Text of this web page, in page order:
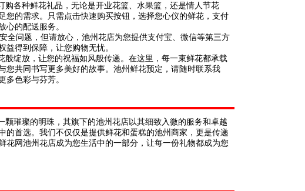
各种鲜花礼品，无论是开业花篮、水果篮，还是情人节花
您的需求。只需点击快速购买按钮，选择您心仪的鲜花，支付
心的配送服务。
全问题，但请放心，池州花店为您提供支付宝、微信等第三方
益得到保障，让您购物无忧。
绽放，让您的祝福如风般传递。在这里，每一束鲜花都承载
您共同书写更多美好的故事。池州鲜花预定，请随时联系我
多色彩与芬芳。
璀璨的明珠，其旗下的池州花店以其细致入微的服务和卓越
的首选。我们不仅仅是提供鲜花和蛋糕的池州商家，更是传递
花网池州花店成为您生活中的一部分，让每一份礼物都成为您